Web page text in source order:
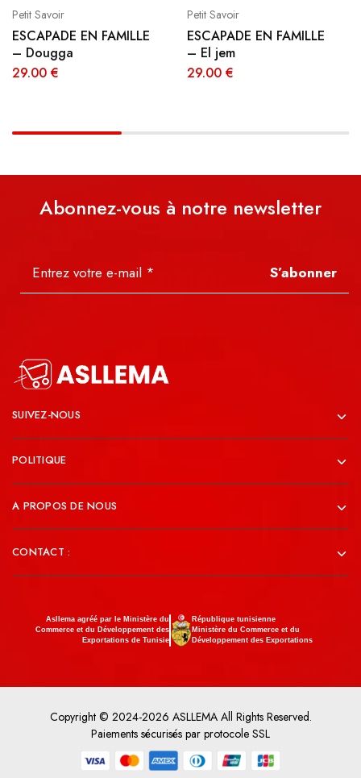
Petit Savoir
ESCAPADE EN FAMILLE
– Dougga
29.00 €
Petit Savoir
ESCAPADE EN FAMILLE
– El jem
29.00 €
Abonnez-vous à notre newsletter
S’abonner
SUIVEZ-NOUS
POLITIQUE
A PROPOS DE NOUS
CONTACT :
Asllema agréé par le Ministère du
Commerce et du Développement des
Exportations de Tunisie
République tunisienne
Ministère du Commerce et du
Développement des Exportations
Copyright © 2024-2026 ASLLEMA All Rights Reserved.
Paiements sécurisés par protocole SSL